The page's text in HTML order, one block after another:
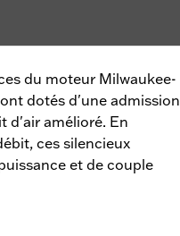
du moteur Milwaukee-
dotés d'une admission
d'air amélioré. En
ces silencieux
et de couple